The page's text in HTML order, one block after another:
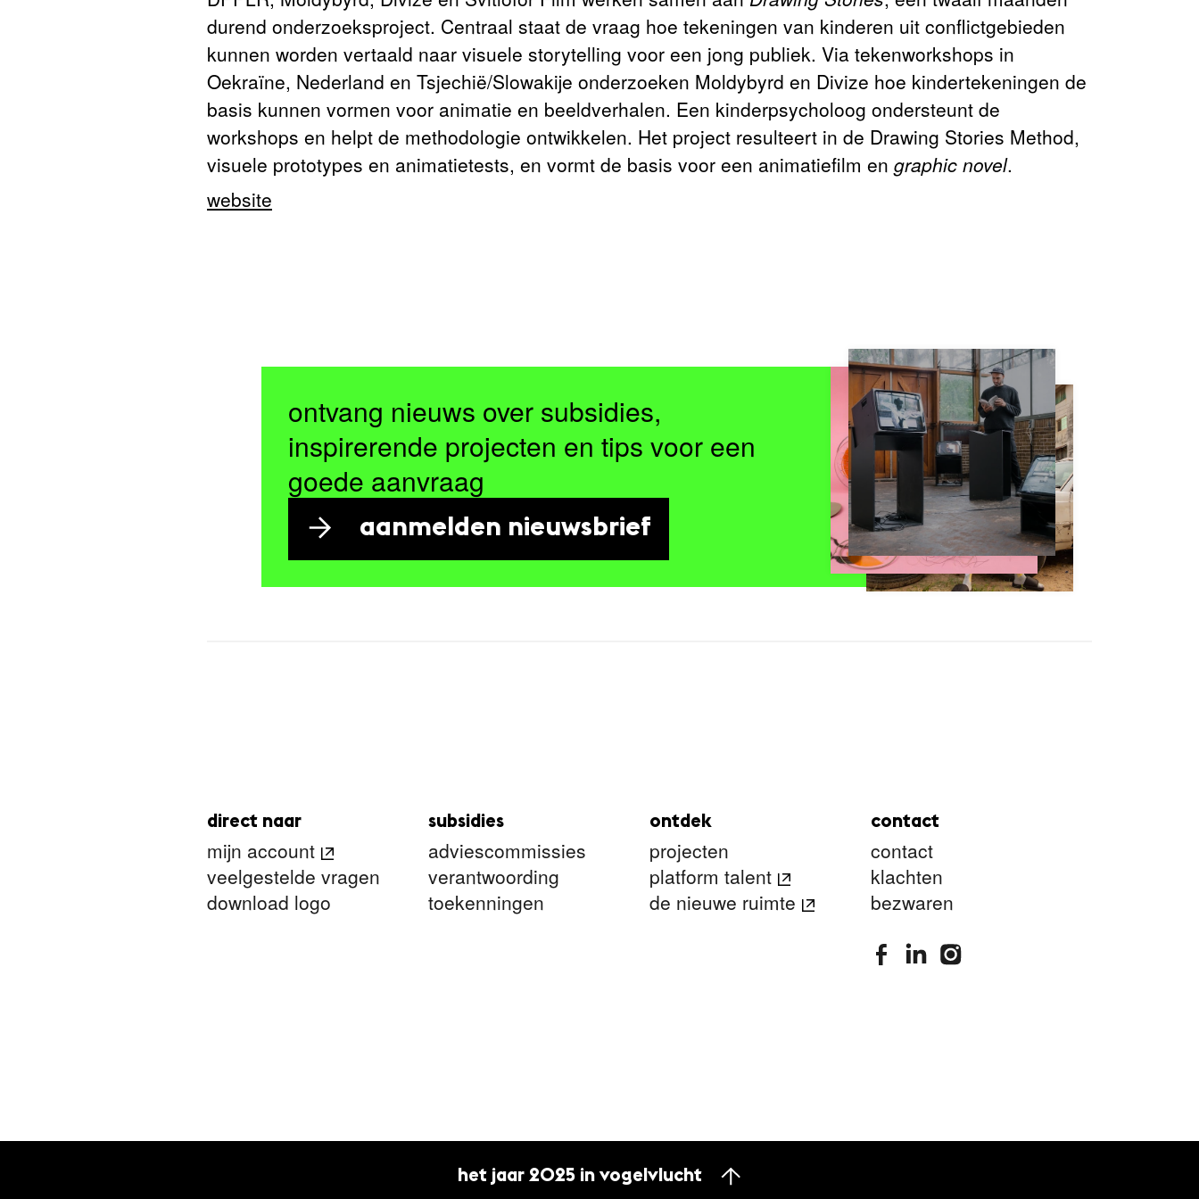
durend onderzoeksproject. Centraal staat de vraag hoe tekeningen van kinderen uit conflictgebieden
kunnen worden vertaald naar visuele storytelling voor een jong publiek. Via tekenworkshops in
Oekraïne, Nederland en Tsjechië/Slowakije onderzoeken Moldybyrd en Divize hoe kindertekeningen de
basis kunnen vormen voor animatie en beeldverhalen. Een kinderpsycholoog ondersteunt de
workshops en helpt de methodologie ontwikkelen. Het project resulteert in de Drawing Stories Method,
visuele prototypes en animatietests, en vormt de basis voor een animatiefilm en graphic novel.
website
ontvang nieuws over subsidies,
inspirerende projecten en tips voor een
goede aanvraag
aanmelden nieuwsbrief
direct naar
mijn account
veelgestelde vragen
download logo
subsidies
adviescommissies
verantwoording
toekenningen
ontdek
projecten
platform talent
de nieuwe ruimte
contact
contact
klachten
bezwaren
stimuleringsfonds facebook
stimuleringsfonds linkedin
stimuleringsfonds instagram
het jaar 2025 in vogelvlucht